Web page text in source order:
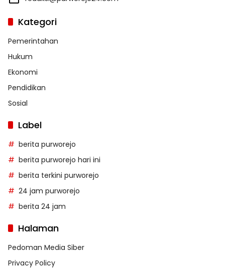
Kategori
Pemerintahan
Hukum
Ekonomi
Pendidikan
Sosial
Label
berita purworejo
berita purworejo hari ini
berita terkini purworejo
24 jam purworejo
berita 24 jam
Halaman
Pedoman Media Siber
Privacy Policy